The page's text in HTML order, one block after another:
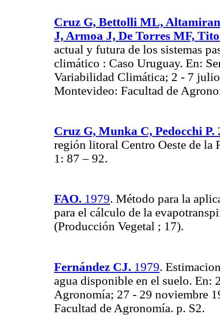
Cruz G, Bettolli ML,
J, Armoa J, De Torres MF, Tito
actual y futura de los sistemas
climático : Caso Uruguay. En:
Variabilidad Climática; 2 - 7
Montevideo: Facultad de
Cruz G, Munka C, Pedocchi P.
región litoral Centro Oeste de la
1: 87 – 92.
FAO. 1979. Método para la
para el cálculo de la
(Producción Vegetal ; 17).
Fernández CJ. 1979.
agua disponible en el suelo. En:
Agronomía; 27 - 29 noviembre
Facultad de Agronomía. p. S2.